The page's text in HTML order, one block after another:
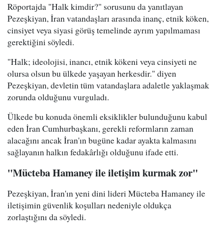
Röportajda "Halk kimdir?" sorusunu da yanıtlayan
Pezeşkiyan, İran vatandaşları arasında inanç, etnik köken,
cinsiyet veya siyasi görüş temelinde ayrım yapılmaması
gerektiğini söyledi.
"Halk; ideolojisi, inancı, etnik kökeni veya cinsiyeti ne
olursa olsun bu ülkede yaşayan herkesdir." diyen
Pezeşkiyan, devletin tüm vatandaşlara adaletle yaklaşmak
zorunda olduğunu vurguladı.
Ülkede bu konuda önemli eksiklikler bulunduğunu kabul
eden İran Cumhurbaşkanı, gerekli reformların zaman
alacağını ancak İran'ın bugüne kadar ayakta kalmasını
sağlayanın halkın fedakârlığı olduğunu ifade etti.
"Mücteba Hamaney ile iletişim kurmak zor"
Pezeşkiyan, İran'ın yeni dini lideri Mücteba Hamaney ile
iletişimin güvenlik koşulları nedeniyle oldukça
zorlaştığını da söyledi.